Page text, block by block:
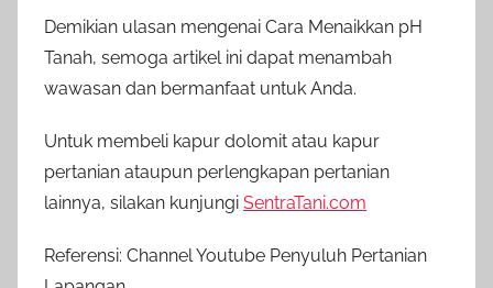
Demikian ulasan mengenai Cara Menaikkan pH
Tanah, semoga artikel ini dapat menambah
wawasan dan bermanfaat untuk Anda.
Untuk membeli kapur dolomit atau kapur
pertanian ataupun perlengkapan pertanian
lainnya, silakan kunjungi SentraTani.com
Referensi: Channel Youtube Penyuluh Pertanian